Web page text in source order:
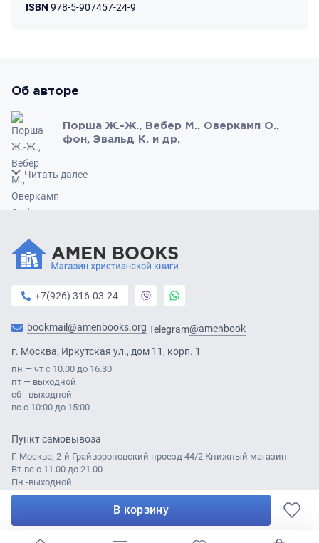
В корзину
ISBN 978-5-907457-24-9
Об авторе
Порша Ж.-Ж., Вебер М., Оверкамп О.,
фон, Эвальд К. и др.
Свернуть
Читать далее
+7(926) 316-03-24
bookmail@amenbooks.org Telegram@amenbook
г. Москва, Иркутская ул., дом 11, корп. 1
пн — чт с 10.00 до 16.30
пт — выходной
сб - выходной
вс с 10:00 до 15:00
Пункт самовывоза
Г. Москва, 2-й Грайвороновский проезд 44/2 Книжный магазин
Вт-вс с 11.00 до 21.00
Пн -выходной
Разработка сайта: Лабаротория ДА